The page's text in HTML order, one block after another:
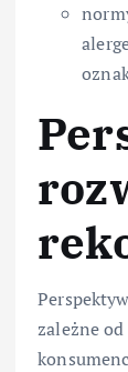
zależne